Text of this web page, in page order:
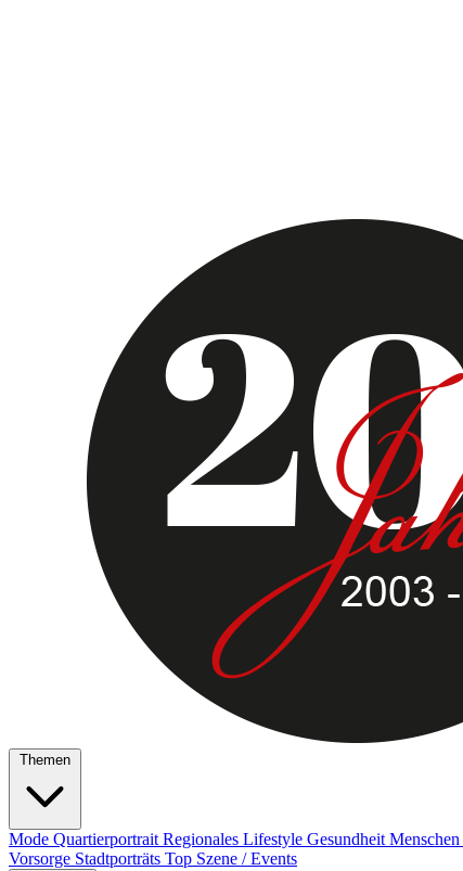
Themen
Mode Quartierportrait Regionales Lifestyle Gesundheit Menschen
Vorsorge Stadtporträts Top Szene / Events